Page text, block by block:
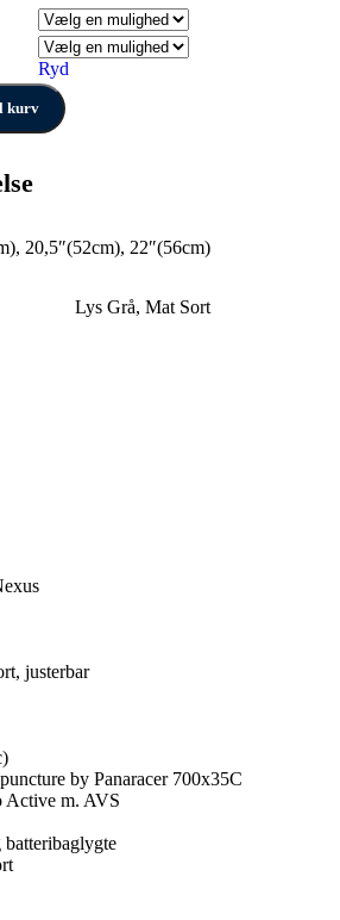
Ryd
antal
kurv
, 20,5″(52cm), 22″(56cm)
Lys Grå, Mat Sort
justerbar
by Panaracer 700x35C
Active m. AVS